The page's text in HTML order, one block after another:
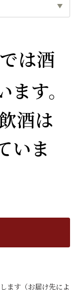
は酒
す。
酒は
いま
ます（お届け先によ